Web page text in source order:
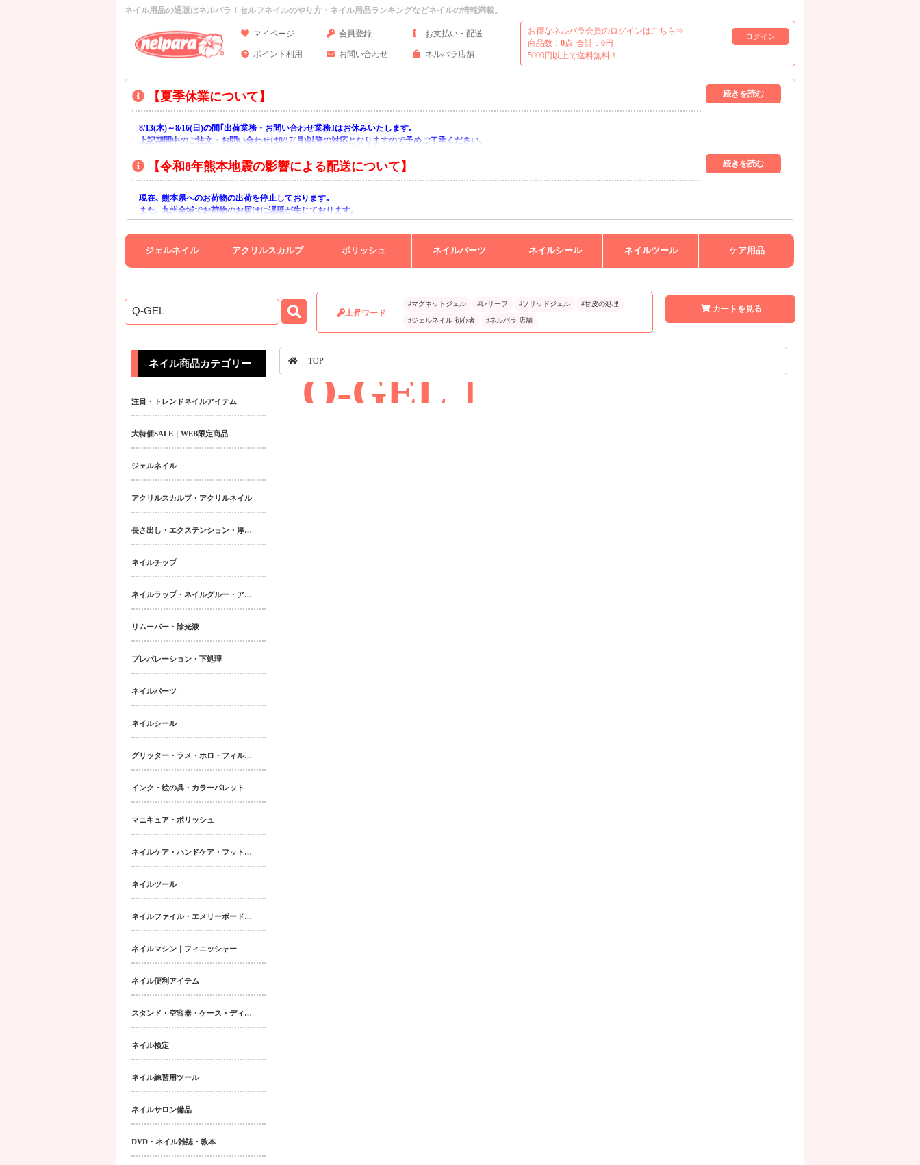
ネイル用品の通販はネルパラ！セルフネイルのやり方・ネイル用品ランキングなどネイルの情報満載。
マイページ 会員登録 お支払い・配送
ポイント利用 お問い合わせ ネルパラ店舗
お得なネルパラ会員のログインはこちら⇒
ログイン
商品数： 0点 合計： 0円
5000円以上で送料無料！
【夏季休業について】
8/13(木)～8/16(日)の間｢出荷業務・お問い合わせ業務｣はお休みいたします｡
上記期間中のご注文・お問い合わせは8/17(月)以降の対応となりますので予めご了承ください｡
【令和8年熊本地震の影響による配送について】
現在､ 熊本県へのお荷物の出荷を停止しております｡
また､ 九州全域でお荷物のお届けに遅延が生じております｡
ご不便をおかけいたしますが､ 何卒ご理解賜りますようお願い申し上げます｡
ジェルネイル アクリルスカルプ ポリッシュ ネイルパーツ ネイルシール ネイルツール ケア用品
上昇ワード
#マグネットジェル #レリーフ #ソリッドジェル #甘皮の処理
#ジェルネイル 初心者 #ネルパラ 店舗
カートを見る
ネイル商品カテゴリー
注目・トレンドネイルアイテム
大特価SALE｜WEB限定商品
ジェルネイル
アクリルスカルプ・アクリルネイル
長さ出し・エクステンション・厚み出しアイテム
ネイルチップ
ネイルラップ・ネイルグルー・アクティベーター・フィラー
リムーバー・除光液
プレパレーション・下処理
ネイルパーツ
ネイルシール
グリッター・ラメ・ホロ・フィルム・パウダー｜ネイルパーツ
インク・絵の具・カラーパレット
マニキュア・ポリッシュ
ネイルケア・ハンドケア・フットケア・ボディケア
ネイルツール
ネイルファイル・エメリーボード・シャイナー
ネイルマシン｜フィニッシャー
ネイル便利アイテム
スタンド・空容器・ケース・ディスペンサー類
ネイル検定
ネイル練習用ツール
ネイルサロン備品
DVD・ネイル雑誌・教本
TOP
Q-GEL｜